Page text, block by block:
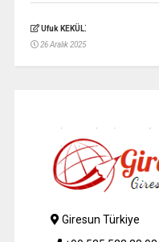
Ufuk KEKÜL:
26 Aralık 2025
Giresun Türkiye